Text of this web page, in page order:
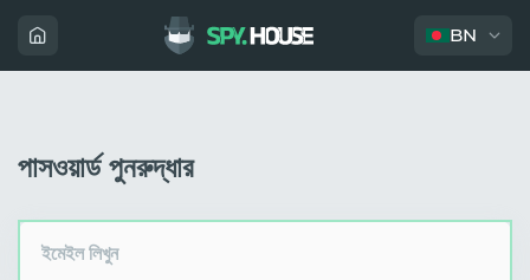
BN
পাসওয়ার্ড পুনরুদ্ধার
ইমেইল লিখুন